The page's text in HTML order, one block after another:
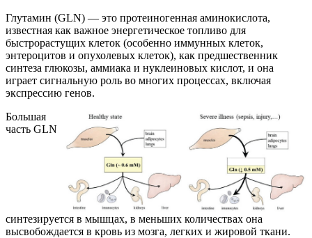
Глутамин (GLN) — это протеиногенная аминокислота,
известная как важное энергетическое топливо для
быстрорастущих клеток (особенно иммунных клеток,
энтероцитов и опухолевых клеток), как предшественник
синтеза глюкозы, аммиака и нуклеиновых кислот, и она
играет сигнальную роль во многих процессах, включая
экспрессию генов.
Большая
часть GLN
синтезируется в мышцах, в меньших количествах она
высвобождается в кровь из мозга, легких и жировой ткани.